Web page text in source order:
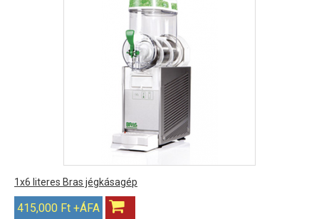
1x6 literes Bras jégkásagép
415,000 Ft +ÁFA